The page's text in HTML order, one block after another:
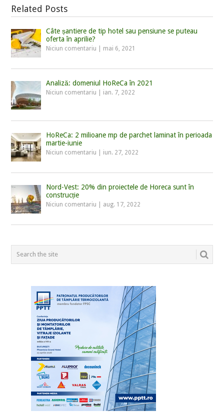
Related Posts
Câte șantiere de tip hotel sau pensiune se puteau
oferta în aprilie?
Niciun comentariu mai 6, 2021
Analiză: domeniul HoReCa în 2021
Niciun comentariu ian. 7, 2022
HoReCa: 2 milioane mp de parchet laminat în perioada
martie-iunie
Niciun comentariu iun. 27, 2022
Nord-Vest: 20% din proiectele de Horeca sunt în
construcție
Niciun comentariu aug. 17, 2022